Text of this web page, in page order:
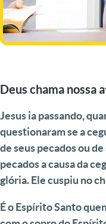
Deus chama nossa
Jesus ia passando,
questionaram se a
de seus pecados ou
pecados a causa da
glória. Ele cuspiu no
É o Espírito Santo